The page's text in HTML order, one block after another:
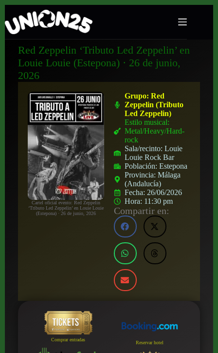
Red Zeppelin ‘Tributo Led Zeppelin’ en
Louie Louie (Estepona) · 26 de junio,
2026
Cartel oficial evento: Red Zeppelin
‘Tributo Led Zeppelin’ en Louie Louie
(Estepona) · 26 de junio, 2026
Grupo:Red
Zeppelin (Tributo
Led Zeppelin)
Estilo musical:
Metal/Heavy/Hard-
rock
Sala/recinto:Louie
Louie Rock Bar
Población:Estepona
Provincia:Málaga
(Andalucía)
Fecha: 26/06/2026
Hora: 11:30 pm
Compartir en:
Comprar entradas
Reservar hotel